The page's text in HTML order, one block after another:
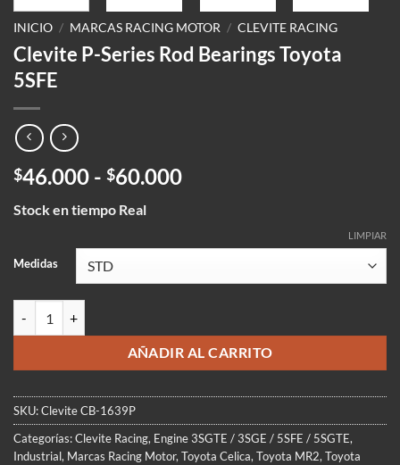
INICIO / MARCAS RACING MOTOR / CLEVITE RACING
Clevite P-Series Rod Bearings Toyota
5SFE
$46.000 - $60.000Rango
hasta
Stock en tiempo Real
Medidas
LIMPIAR
AÑADIR AL CARRITO
SKU:Clevite CB-1639P
Categorías:Clevite Racing, Engine 3SGTE / 3SGE / 5SFE / 5SGTE,
Industrial, Marcas Racing Motor, Toyota Celica, Toyota MR2, Toyota